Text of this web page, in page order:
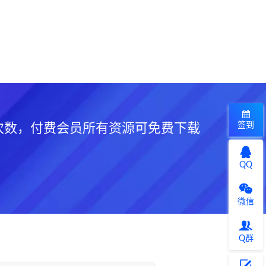
，付费会员所有资源可免费下载 签到
QQ
微信
Q群